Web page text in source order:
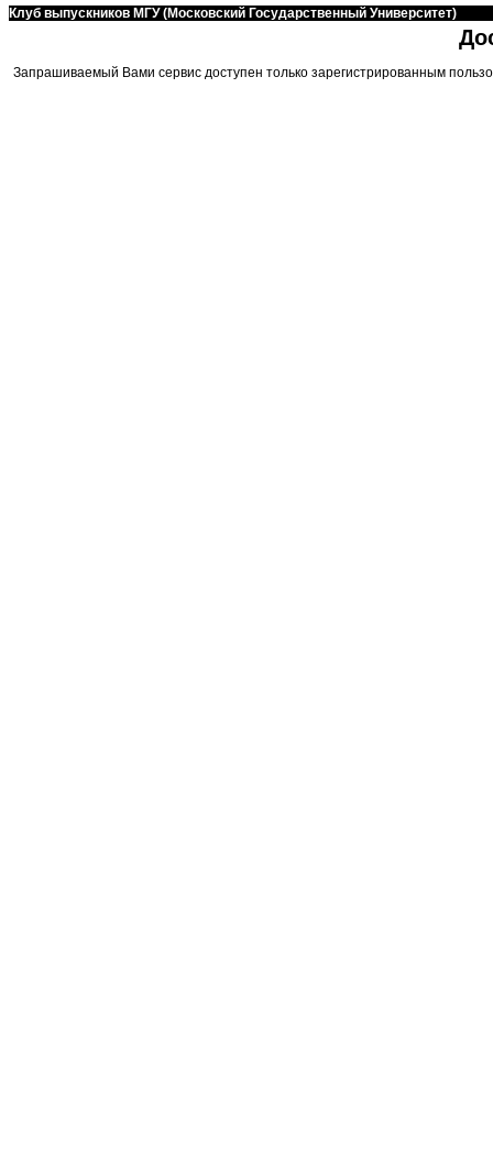
Клуб выпускников МГУ (Московский Государственный Университет)
Запрашиваемый Вами сервис доступен только зарегистрированным